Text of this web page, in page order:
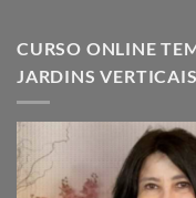
CURSO ONLINE
JARDINS